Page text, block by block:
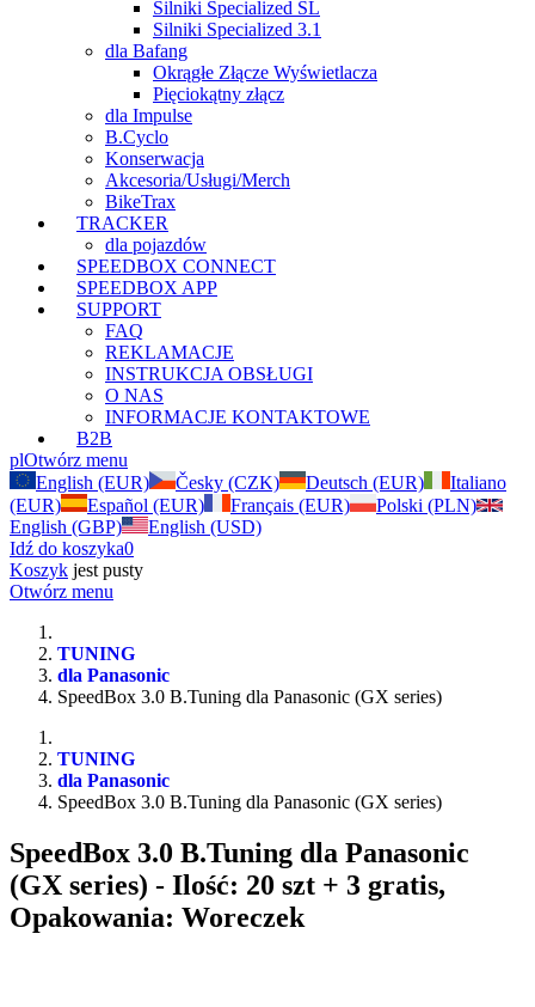
Silniki Specialized SL
Silniki Specialized 3.1
dla Bafang
Okrągłe Złącze Wyświetlacza
Pięciokątny złącz
dla Impulse
B.Cyclo
Konserwacja
Akcesoria/Usługi/Merch
BikeTrax
TRACKER
dla pojazdów
SPEEDBOX CONNECT
SPEEDBOX APP
SUPPORT
FAQ
REKLAMACJE
INSTRUKCJA OBSŁUGI
O NAS
INFORMACJE KONTAKTOWE
B2B
plOtwórz menu
English (EUR)
Česky (CZK) Deutsch (EUR)
Italiano
(EUR)
Español (EUR) Français (EUR)
Polski (PLN)
English (GBP)
English (USD)
Idź do koszyka0
Koszyk jest pusty
Otwórz menu
TUNING
dla Panasonic
SpeedBox 3.0 B.Tuning dla Panasonic (GX series)
TUNING
dla Panasonic
SpeedBox 3.0 B.Tuning dla Panasonic (GX series)
SpeedBox 3.0 B.Tuning dla Panasonic
(GX series) - Ilość: 20 szt + 3 gratis,
Opakowania: Woreczek